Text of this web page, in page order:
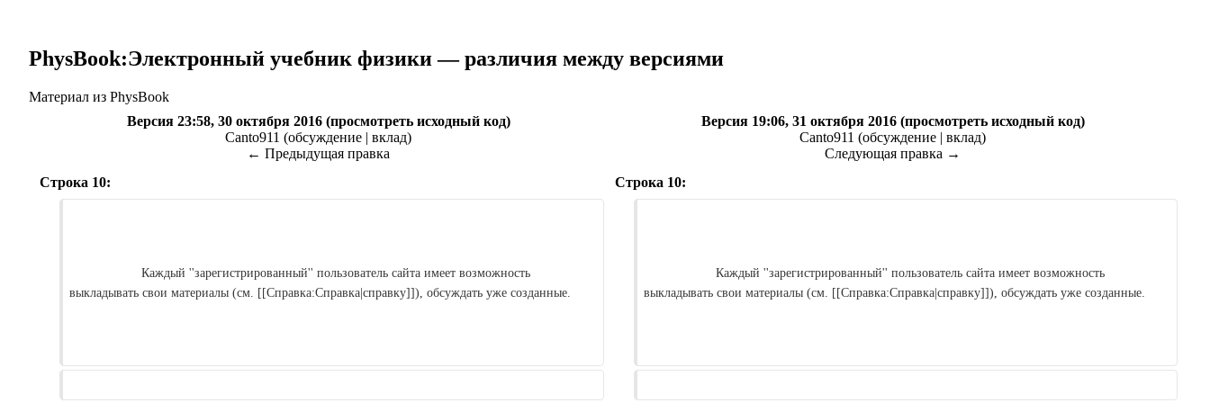
PhysBook:Электронный учебник физики — различия между версиями
Материал из PhysBook
Версия 23:58, 30 октября 2016 (просмотреть исходный код)
Canto911 (обсуждение | вклад)
← Предыдущая правка
Версия 19:06, 31 октября 2016 (просмотреть исходный код)
Canto911 (обсуждение | вклад)
Следующая правка →
Строка 10:
Строка 10:
                    Каждый ''зарегистрированный'' пользователь сайта имеет возможность
выкладывать свои материалы (см. [[Справка:Справка|справку]]), обсуждать уже созданные.
                    Каждый ''зарегистрированный'' пользователь сайта имеет возможность
выкладывать свои материалы (см. [[Справка:Справка|справку]]), обсуждать уже созданные.